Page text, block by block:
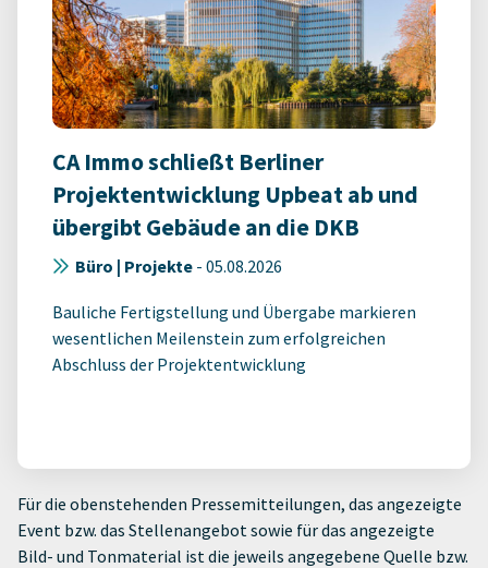
CA Immo schließt Berliner
Projektentwicklung Upbeat ab und
übergibt Gebäude an die DKB
Büro | Projekte - 05.08.2026
Bauliche Fertigstellung und Übergabe markieren
wesentlichen Meilenstein zum erfolgreichen
Abschluss der Projektentwicklung
Für die obenstehenden Pressemitteilungen, das angezeigte
Event bzw. das Stellenangebot sowie für das angezeigte
Bild- und Tonmaterial ist die jeweils angegebene Quelle bzw.